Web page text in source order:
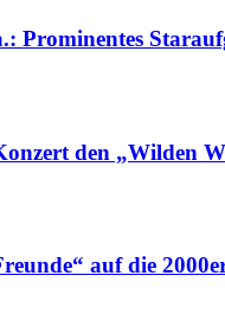
den „Wilden
auf die